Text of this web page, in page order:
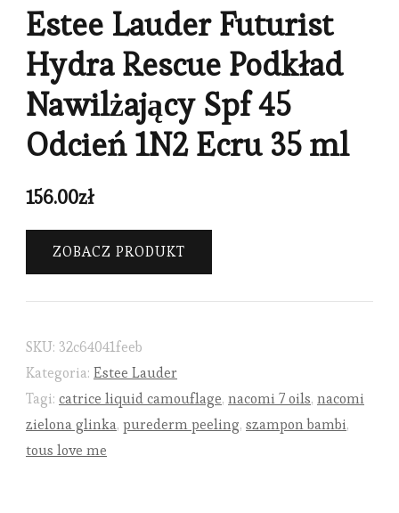
Estee Lauder Futurist
Hydra Rescue Podkład
Nawilżający Spf 45
Odcień 1N2 Ecru 35 ml
156.00zł
ZOBACZ PRODUKT
SKU: 32c64041feeb
Kategoria: Estee Lauder
Tagi: catrice liquid camouflage, nacomi 7 oils, nacomi
zielona glinka, purederm peeling, szampon bambi,
tous love me